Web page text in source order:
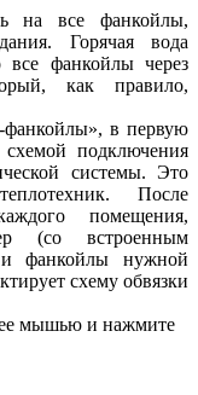
на все фанкойлы,
Горячая вода
все фанкойлы через
как правило,
фанкойлы», в первую
схемой подключения
системы. Это
После
помещения,
(со встроенным
и фанкойлы нужной
схему обвязки
мышью и нажмите